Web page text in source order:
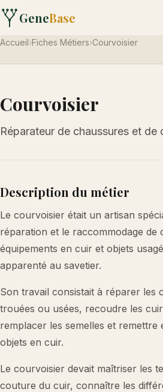
GeneBase
Accueil›Fiches Métiers›Courvoisier
Courvoisier
Réparateur de chaussures et de
Description du métier
Le courvoisier était un artisan
réparation et le raccommodage de
équipements en cuir et objets
apparenté au savetier.
Son travail consistait à réparer les
trouées ou usées, recoudre les
remplacer les semelles et remettre
objets en cuir.
Le courvoisier devait maîtriser les
couture du cuir, connaître les